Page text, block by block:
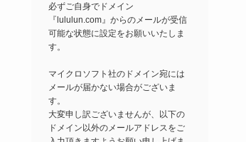
必ずご自身でドメイン
『lululun.com』からのメールが受信
可能な状態に設定をお願いいたしま
す。
マイクロソフト社のドメイン宛には
メールが届かない場合がございま
す。
大変申し訳ございませんが、以下の
ドメイン以外のメールアドレスをご